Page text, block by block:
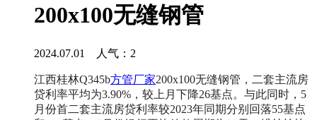
200x100无缝钢管
2024.07.01 人气： 2
江西桂林Q345b方管厂家200x100无缝钢管，二套主流房
贷利率平均为3.90%，较上月下降26基点。与此同时，5
月份首二套主流房贷利率较2023年同期分别回落55基点